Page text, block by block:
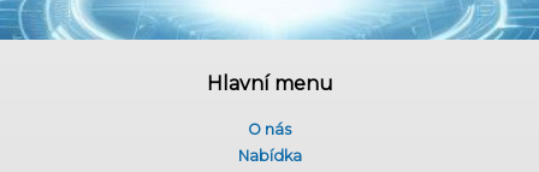
Hlavní menu
O nás
Nabídka